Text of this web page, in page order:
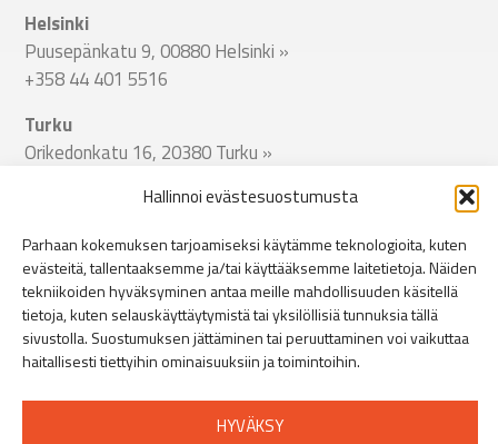
Hallinnoi evästesuostumusta
Parhaan kokemuksen tarjoamiseksi käytämme teknologioita, kuten
evästeitä, tallentaaksemme ja/tai käyttääksemme laitetietoja. Näiden
tekniikoiden hyväksyminen antaa meille mahdollisuuden käsitellä
tietoja, kuten selauskäyttäytymistä tai yksilöllisiä tunnuksia tällä
sivustolla. Suostumuksen jättäminen tai peruuttaminen voi vaikuttaa
haitallisesti tiettyihin ominaisuuksiin ja toimintoihin.
HYVÄKSY
Helsinki
Puusepänkatu 9, 00880 Helsinki »
+358 44 401 5516
Turku
Orikedonkatu 16, 20380 Turku »
Viinikankatu 51, 33800 Tampere»
+358 44 401 5513
Jyväskylä
Miilukatu 11, 40320 Jyväskylä»
+358 44 401 5514